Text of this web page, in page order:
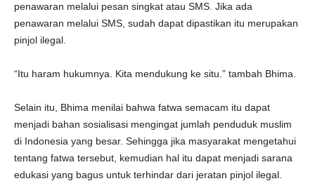
penawaran melalui pesan singkat atau SMS. Jika ada
penawaran melalui SMS, sudah dapat dipastikan itu merupakan
pinjol ilegal.
“Itu haram hukumnya. Kita mendukung ke situ.” tambah Bhima.
Selain itu, Bhima menilai bahwa fatwa semacam itu dapat
menjadi bahan sosialisasi mengingat jumlah penduduk muslim
di Indonesia yang besar. Sehingga jika masyarakat mengetahui
tentang fatwa tersebut, kemudian hal itu dapat menjadi sarana
edukasi yang bagus untuk terhindar dari jeratan pinjol ilegal.